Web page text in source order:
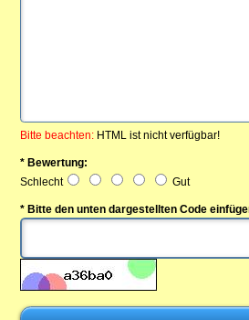
Bitte beachten: HTML ist nicht verfügbar!
* Bewertung:
Schlecht
Gut
* Bitte den unten dargestellten Code